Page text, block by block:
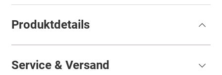
Produktdetails
Service & Versand